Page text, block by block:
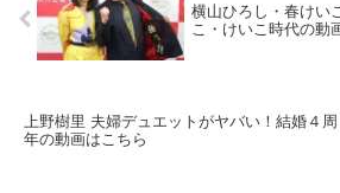
横山ひろし・春けい
こ・けいこ時代の動
上野樹里 夫婦デュエットがヤバい！結婚４周
年の動画はこちら